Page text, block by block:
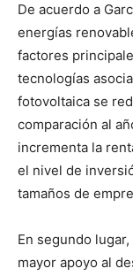
De acuerdo a
energías
factores
tecnologías
fotovoltaica se
comparación al
incrementa la
el nivel de
tamaños de
En segundo
mayor apoyo al